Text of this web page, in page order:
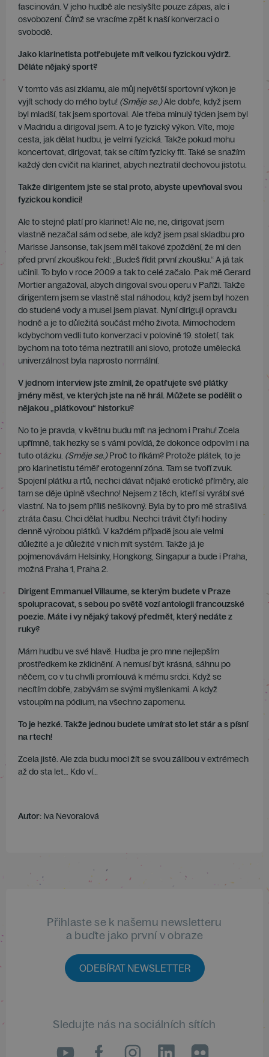
fascinován. V jeho hudbě ale neslyšíte pouze zápas, ale i
osvobození. Čímž se vracíme zpět k naší konverzaci o
svobodě.
Jako klarinetista potřebujete mít velkou fyzickou výdrž.
Děláte nějaký sport?
V tomto vás asi zklamu, ale můj největší sportovní výkon je
vyjít schody do mého bytu! (Směje se.)Ale dobře, když jsem
byl mladší, tak jsem sportoval. Ale třeba minulý týden jsem byl
v Madridu a dirigoval jsem. A to je fyzický výkon. Víte, moje
cesta, jak dělat hudbu, je velmi fyzická. Takže pokud mohu
koncertovat, dirigovat, tak se cítím fyzicky fit. Také se snažím
každý den cvičit na klarinet, abych neztratil dechovou jistotu.
Takže dirigentem jste se stal proto, abyste upevňoval svou
fyzickou kondici!
Ale to stejné platí pro klarinet! Ale ne, ne, dirigovat jsem
vlastně nezačal sám od sebe, ale když jsem psal skladbu pro
Marisse Jansonse, tak jsem měl takové zpoždění, že mi den
před první zkouškou řekl: „Budeš řídit první zkoušku.“ A já tak
učinil. To bylo v roce 2009 a tak to celé začalo. Pak mě Gerard
Mortier angažoval, abych dirigoval svou operu v Paříži. Takže
dirigentem jsem se vlastně stal náhodou, když jsem byl hozen
do studené vody a musel jsem plavat. Nyní diriguji opravdu
hodně a je to důležitá součást mého života. Mimochodem
kdybychom vedli tuto konverzaci v polovině 19. století, tak
bychom na toto téma neztratili ani slovo, protože umělecká
univerzálnost byla naprosto normální.
V jednom interview jste zmínil, že opatřujete své plátky
jmény měst, ve kterých jste na ně hrál. Můžete se podělit o
nějakou „plátkovou“ historku?
No to je pravda, v květnu budu mít na jednom i Prahu! Zcela
upřímně, tak hezky se s vámi povídá, že dokonce odpovím i na
tuto otázku. (Směje se.)Proč to říkám? Protože plátek, to je
pro klarinetistu téměř erotogenní zóna. Tam se tvoří zvuk.
Spojení plátku a rtů, nechci dávat nějaké erotické příměry, ale
tam se děje úplně všechno! Nejsem z těch, kteří si vyrábí své
vlastní. Na to jsem příliš nešikovný. Byla by to pro mě strašlivá
ztráta času. Chci dělat hudbu. Nechci trávit čtyři hodiny
denně výrobou plátků. V každém případě jsou ale velmi
důležité a je důležité v nich mít systém. Takže já je
pojmenovávám Helsinky, Hongkong, Singapur a bude i Praha,
možná Praha 1, Praha 2.
Dirigent Emmanuel Villaume, se kterým budete v Praze
spolupracovat, s sebou po světě vozí antologii francouzské
poezie. Máte i vy nějaký takový předmět, který nedáte z
ruky?
Mám hudbu ve své hlavě. Hudba je pro mne nejlepším
prostředkem ke zklidnění. A nemusí být krásná, sáhnu po
něčem, co v tu chvíli promlouvá k mému srdci. Když se
necítím dobře, zabývám se svými myšlenkami. A když
vstoupím na pódium, na všechno zapomenu.
To je hezké. Takže jednou budete umírat sto let stár a s písní
na rtech!
Zcela jistě. Ale zda budu moci žít se svou zálibou v extrémech
až do sta let… Kdo ví…
Autor: Iva Nevoralová
Přihlaste se k našemu newsletteru
a buďte jako první v obraze
ODEBÍRAT NEWSLETTER
Sledujte nás na sociálních sítích
LinkedIn
flickr